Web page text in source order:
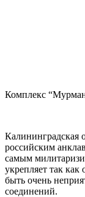
Комплекс
Калининградская
российским
самым
укрепляет так как
быть очень
соединений.